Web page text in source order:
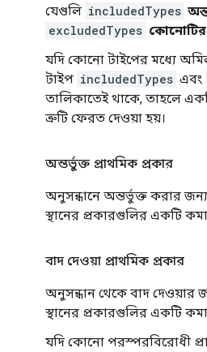
যেগুলি includedTypes
excludedTypes কোনোটির
যদি কোনো টাইপের মধ্যে
টাইপ includedTypes এবং
তালিকাতেই থাকে, তাহলে
ত্রুটি ফেরত দেওয়া হয়।
অন্তর্ভুক্ত প্রাথমিক প্রকার
অনুসন্ধানে অন্তর্ভুক্ত করার জন্য
স্থানের প্রকারগুলির একটি
বাদ দেওয়া প্রাথমিক প্রকার
অনুসন্ধান থেকে বাদ দেওয়ার
স্থানের প্রকারগুলির একটি
যদি কোনো পরস্পরবিরোধী